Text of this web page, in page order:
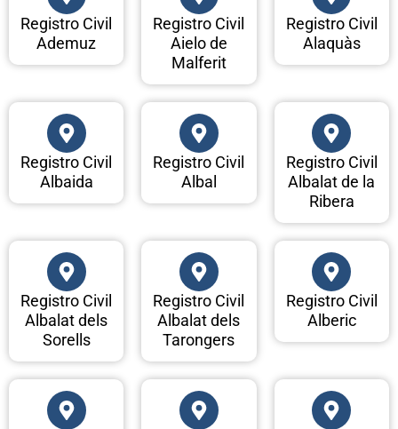
Registro Civil
Ademuz
Registro Civil
Aielo de
Malferit
Registro Civil
Alaquàs
Registro Civil
Albaida
Registro Civil
Albal
Registro Civil
Albalat de la
Ribera
Registro Civil
Albalat dels
Sorells
Registro Civil
Albalat dels
Tarongers
Registro Civil
Alberic